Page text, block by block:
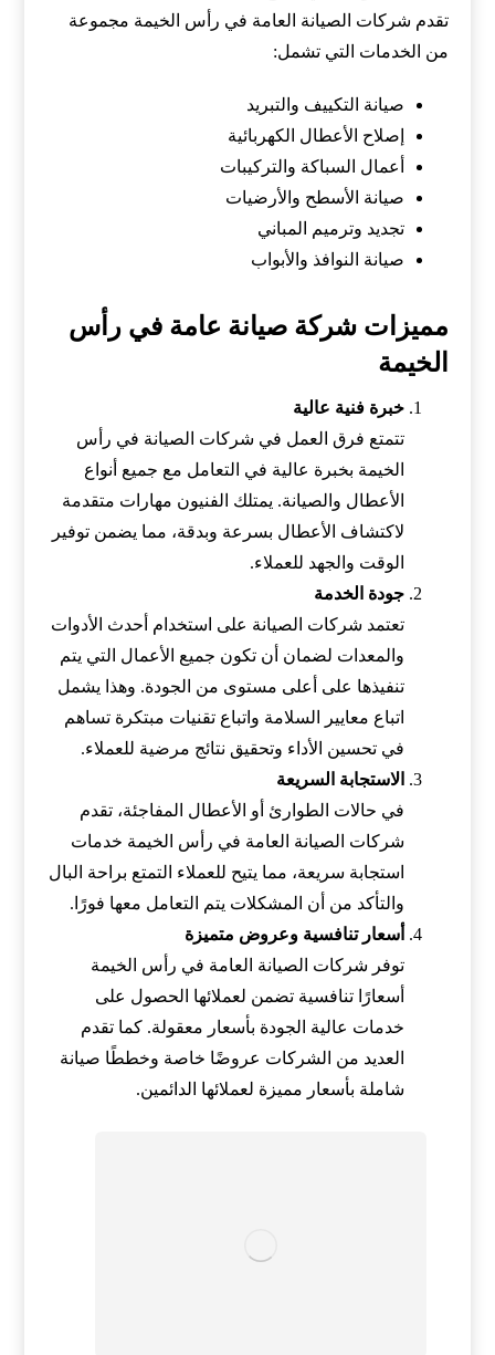
تقدم شركات الصيانة العامة في رأس الخيمة مجموعة
من الخدمات التي تشمل:
صيانة التكييف والتبريد
إصلاح الأعطال الكهربائية
أعمال السباكة والتركيبات
صيانة الأسطح والأرضيات
تجديد وترميم المباني
صيانة النوافذ والأبواب
مميزات شركة صيانة عامة في رأس
الخيمة
خبرة فنية عالية
تتمتع فرق العمل في شركات الصيانة في رأس
الخيمة بخبرة عالية في التعامل مع جميع أنواع
الأعطال والصيانة. يمتلك الفنيون مهارات متقدمة
لاكتشاف الأعطال بسرعة وبدقة، مما يضمن توفير
الوقت والجهد للعملاء.
جودة الخدمة
تعتمد شركات الصيانة على استخدام أحدث الأدوات
والمعدات لضمان أن تكون جميع الأعمال التي يتم
تنفيذها على أعلى مستوى من الجودة. وهذا يشمل
اتباع معايير السلامة واتباع تقنيات مبتكرة تساهم
في تحسين الأداء وتحقيق نتائج مرضية للعملاء.
الاستجابة السريعة
في حالات الطوارئ أو الأعطال المفاجئة، تقدم
شركات الصيانة العامة في رأس الخيمة خدمات
استجابة سريعة، مما يتيح للعملاء التمتع براحة البال
والتأكد من أن المشكلات يتم التعامل معها فورًا.
أسعار تنافسية وعروض متميزة
توفر شركات الصيانة العامة في رأس الخيمة
أسعارًا تنافسية تضمن لعملائها الحصول على
خدمات عالية الجودة بأسعار معقولة. كما تقدم
العديد من الشركات عروضًا خاصة وخططًا صيانة
شاملة بأسعار مميزة لعملائها الدائمين.